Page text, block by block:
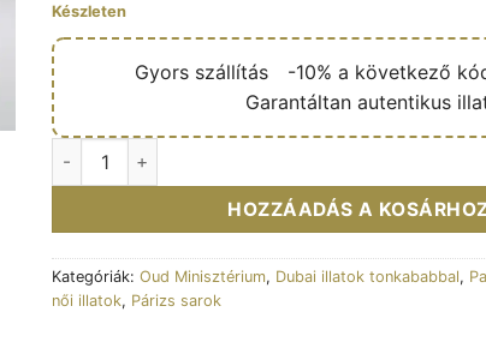
Készleten
Gyors szállítás🎁 -10% a következő
Garantáltan autentikus
Eau de parfum Oud beyond the wall 100ml -
HOZZÁADÁS A
Kategóriák: Oud Minisztérium, Dubai illatok tonkababbal,
női illatok, Párizs sarok